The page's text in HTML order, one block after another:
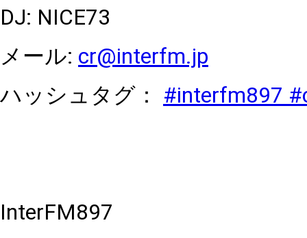
DJ: NICE73
メール: cr@interfm.jp
ハッシュタグ： #interfm897
InterFM897